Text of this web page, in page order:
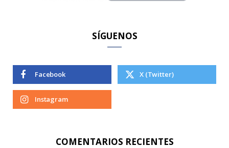
SÍGUENOS
Facebook X (Twitter)
Instagram
COMENTARIOS RECIENTES